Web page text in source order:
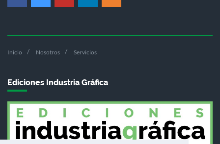
Inicio Nosotros Servicios
Ediciones Industria Gráfica